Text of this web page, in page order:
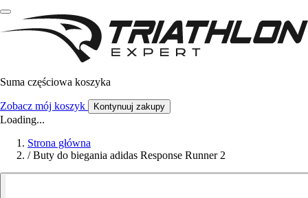
Suma częściowa koszyka
Zobacz mój koszyk Kontynuuj zakupy
Loading...
Strona główna
/ Buty do biegania adidas Response Runner 2